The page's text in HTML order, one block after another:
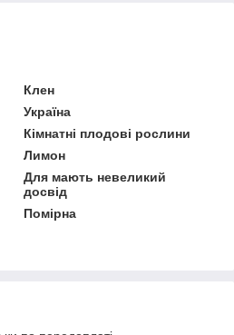
Клен
Україна
Кімнатні плодові рослини
Лимон
Для мають невеликий
досвід
Помірна